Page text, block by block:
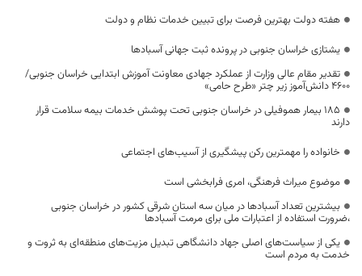
هفته دولت بهترین فرصت برای تبیین خدمات نظام و دولت
یشتازی خراسان جنوبی در پرونده ثبت جهانی آسبادها
تقدیر مقام عالی وزارت از عملکرد جهادی معاونت آموزش ابتدایی خراسان جنوبی/
۴۶۰۰ دانش‌آموز زیر چتر «طرح حامی»
۱۸۵ بیمار هموفیلی در خراسان جنوبی تحت پوشش خدمات بیمه سلامت قرار
دارند
خانواده را مهمترین رکن پیشگیری از آسیب‌های اجتماعی
موضوع میراث فرهنگی، امری فرابخشی است
بیشترین تعداد آسبادها در میان سه استان شرقی کشور در خراسان جنوبی
،ضرورت استفاده از اعتبارات ملی برای مرمت آسبادها
یکی از سیاست‌های اصلی جهاد دانشگاهی تبدیل مزیت‌های منطقه‌ای به ثروت و
خدمت به مردم است